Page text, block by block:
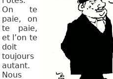
On te
paie, on
te paie,
et l’on te
doit
toujours
autant.
Nous